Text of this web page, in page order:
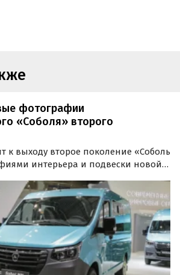
фотографии
«Соболя» второго
к выходу второе поколение «Соболь
интерьера и подвески новой
дня».